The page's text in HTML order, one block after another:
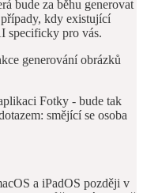
bude za běhu generovat
kdy existující
specificky pro vás.
generování obrázků
Fotky - bude tak
smějící se osoba
a iPadOS později v